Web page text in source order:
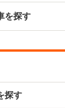
を探す
探す